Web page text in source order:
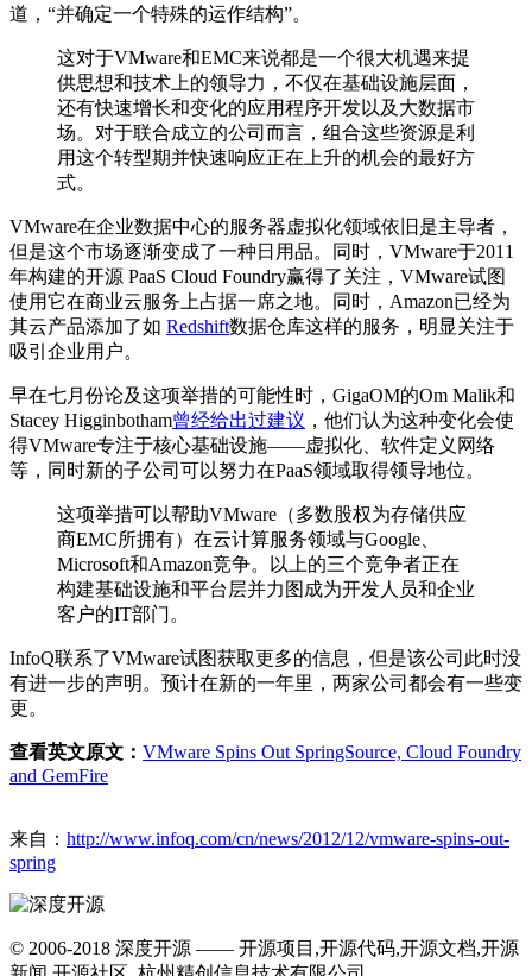
道，“并确定一个特殊的运作结构”。
这对于VMware和EMC来说都是一个很大机遇来提
供思想和技术上的领导力，不仅在基础设施层面，
还有快速增长和变化的应用程序开发以及大数据市
场。对于联合成立的公司而言，组合这些资源是利
用这个转型期并快速响应正在上升的机会的最好方
式。
VMware在企业数据中心的服务器虚拟化领域依旧是主导者，
但是这个市场逐渐变成了一种日用品。同时，VMware于2011
年构建的开源 PaaS Cloud Foundry赢得了关注，VMware试图
使用它在商业云服务上占据一席之地。同时，Amazon已经为
其云产品添加了如 Redshift数据仓库这样的服务，明显关注于
吸引企业用户。
早在七月份论及这项举措的可能性时，GigaOM的Om Malik和
Stacey Higginbotham曾经给出过建议 ，他们认为这种变化会使
得VMware专注于核心基础设施——虚拟化、软件定义网络
等，同时新的子公司可以努力在PaaS领域取得领导地位。
这项举措可以帮助VMware（多数股权为存储供应
商EMC所拥有）在云计算服务领域与Google、
Microsoft和Amazon竞争。以上的三个竞争者正在
构建基础设施和平台层并力图成为开发人员和企业
客户的IT部门。
InfoQ联系了VMware试图获取更多的信息，但是该公司此时没
有进一步的声明。预计在新的一年里，两家公司都会有一些变
更。
查看英文原文： VMware Spins Out SpringSource, Cloud Foundry
and GemFire
来自： http://www.infoq.com/cn/news/2012/12/vmware-spins-out-
spring
© 2006-2018 深度开源 —— 开源项目,开源代码,开源文档,开源